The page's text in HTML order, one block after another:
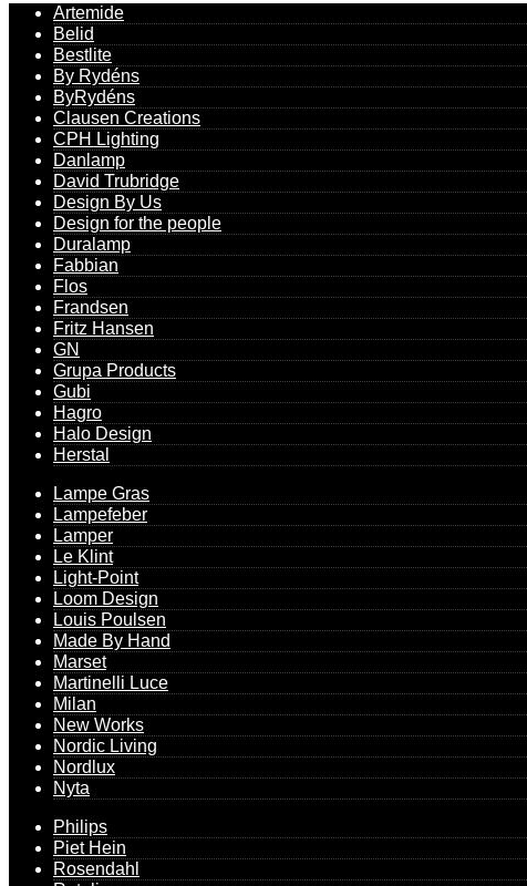
Artemide
Belid
Bestlite
By Rydéns
ByRydéns
Clausen Creations
CPH Lighting
Danlamp
David Trubridge
Design By Us
Design for the people
Duralamp
Fabbian
Flos
Frandsen
Fritz Hansen
GN
Grupa Products
Gubi
Hagro
Halo Design
Herstal
Lampe Gras
Lampefeber
Lamper
Le Klint
Light-Point
Loom Design
Louis Poulsen
Made By Hand
Marset
Martinelli Luce
Milan
New Works
Nordic Living
Nordlux
Nyta
Philips
Piet Hein
Rosendahl